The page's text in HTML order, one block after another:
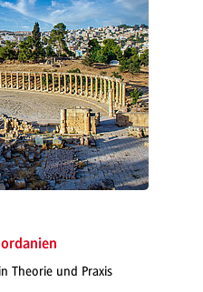
Theorie und Praxis